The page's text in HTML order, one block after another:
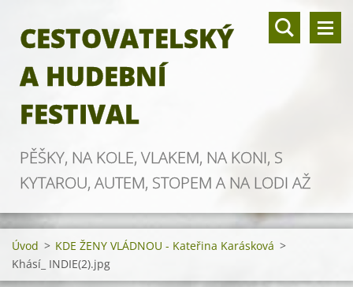
CESTOVATELSKÝ
A HUDEBNÍ
FESTIVAL
PĚŠKY, NA KOLE, VLAKEM, NA KONI, S
KYTAROU, AUTEM, STOPEM A NA LODI AŽ
ZA OBZOR
Úvod > KDE ŽENY VLÁDNOU - Kateřina Karásková >
Khásí_ INDIE(2).jpg